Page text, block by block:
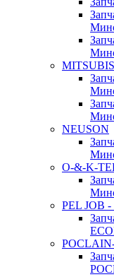
NEUSON
O-&-K-
PEL JOB